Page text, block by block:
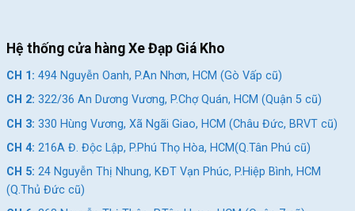
Hệ thống cửa hàng Xe Đạp Giá Kho
CH 1: 494 Nguyễn Oanh, P.An Nhơn, HCM (Gò Vấp cũ)
CH 2: 322/36 An Dương Vương, P.Chợ Quán, HCM (Quận 5 cũ)
CH 3: 330 Hùng Vương, Xã Ngãi Giao, HCM (Châu Đức, BRVT cũ)
CH 4: 216A Đ. Độc Lập, P.Phú Thọ Hòa, HCM(Q.Tân Phú cũ)
CH 5: 24 Nguyễn Thị Nhung, KĐT Vạn Phúc, P.Hiệp Bình, HCM
(Q.Thủ Đức cũ)